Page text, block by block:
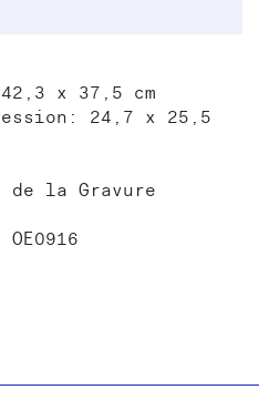
x 37,5 cm
24,7 x 25,5
la Gravure